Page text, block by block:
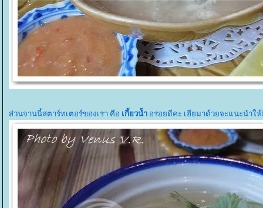
ส่วนจานนี้สตาร์ทเตอร์ของเรา คือ เกี้ยวน้ำ อร่อยดีคะ เฮียมาด้วยจะแนะนำใ